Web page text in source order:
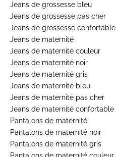
Jeans de grossesse bleu
Jeans de grossesse pas cher
Jeans de grossesse confortable
Jeans de maternité
Jeans de maternité couleur
Jeans de maternité noir
Jeans de maternité gris
Jeans de maternité bleu
Jeans de maternité pas cher
Jeans de maternité confortable
Pantalons de maternité
Pantalons de maternité noir
Pantalons de maternité gris